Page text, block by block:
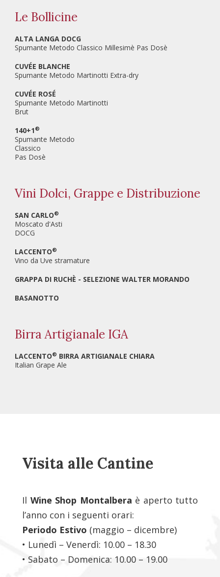
Le Bollicine
ALTA LANGA DOCG
Spumante Metodo Classico Millesimè Pas Dosè
CUVÉE BLANCHE
Spumante Metodo Martinotti Extra-dry
CUVÉE ROSÉ
Spumante Metodo Martinotti
Brut
140+1 ®
Spumante Metodo
Classico
Pas Dosè
Vini Dolci, Grappe e Distribuzione
SAN CARLO®
Moscato d'Asti
DOCG
LACCENTO®
Vino da Uve stramature
GRAPPA DI RUCHÈ - SELEZIONE WALTER MORANDO
BASANOTTO
Birra Artigianale IGA
LACCENTO® BIRRA ARTIGIANALE CHIARA
Italian Grape Ale
Visita alle Cantine
Il Wine Shop Montalbera è aperto tutto
l’anno con i seguenti orari:
Periodo Estivo (maggio – dicembre)
• Lunedì – Venerdì: 10.00 – 18.30
• Sabato – Domenica: 10.00 – 19.00